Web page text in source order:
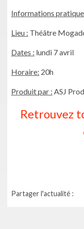
Informations
Lieu : Théâtre
Dates : lundi 7 avril
Horaire: 20h
Produit par : ASJ
Retrouvez
Partager l'actualité :